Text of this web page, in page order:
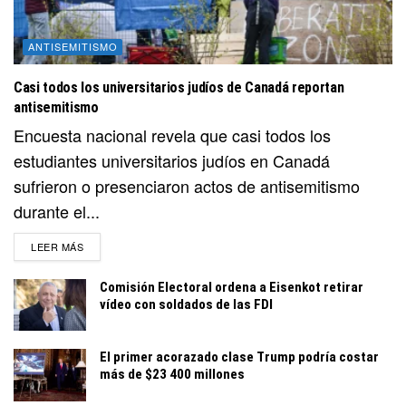
ANTISEMITISMO
Casi todos los universitarios judíos de Canadá reportan
antisemitismo
Encuesta nacional revela que casi todos los
estudiantes universitarios judíos en Canadá
sufrieron o presenciaron actos de antisemitismo
durante el...
LEER MÁSDETAILS
Comisión Electoral ordena a Eisenkot retirar
vídeo con soldados de las FDI
El primer acorazado clase Trump podría costar
más de $23 400 millones